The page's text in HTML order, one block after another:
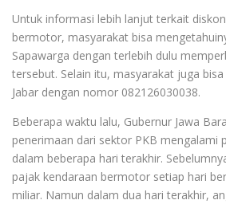
Untuk informasi lebih lanjut terkait
bermotor, masyarakat bisa
Sapawarga dengan terlebih dulu
tersebut. Selain itu, masyarakat juga
Jabar dengan nomor 082126030038.
Beberapa waktu lalu, Gubernur Jawa
penerimaan dari sektor PKB mengalami
dalam beberapa hari terakhir.
pajak kendaraan bermotor setiap hari
miliar. Namun dalam dua hari terakhir,